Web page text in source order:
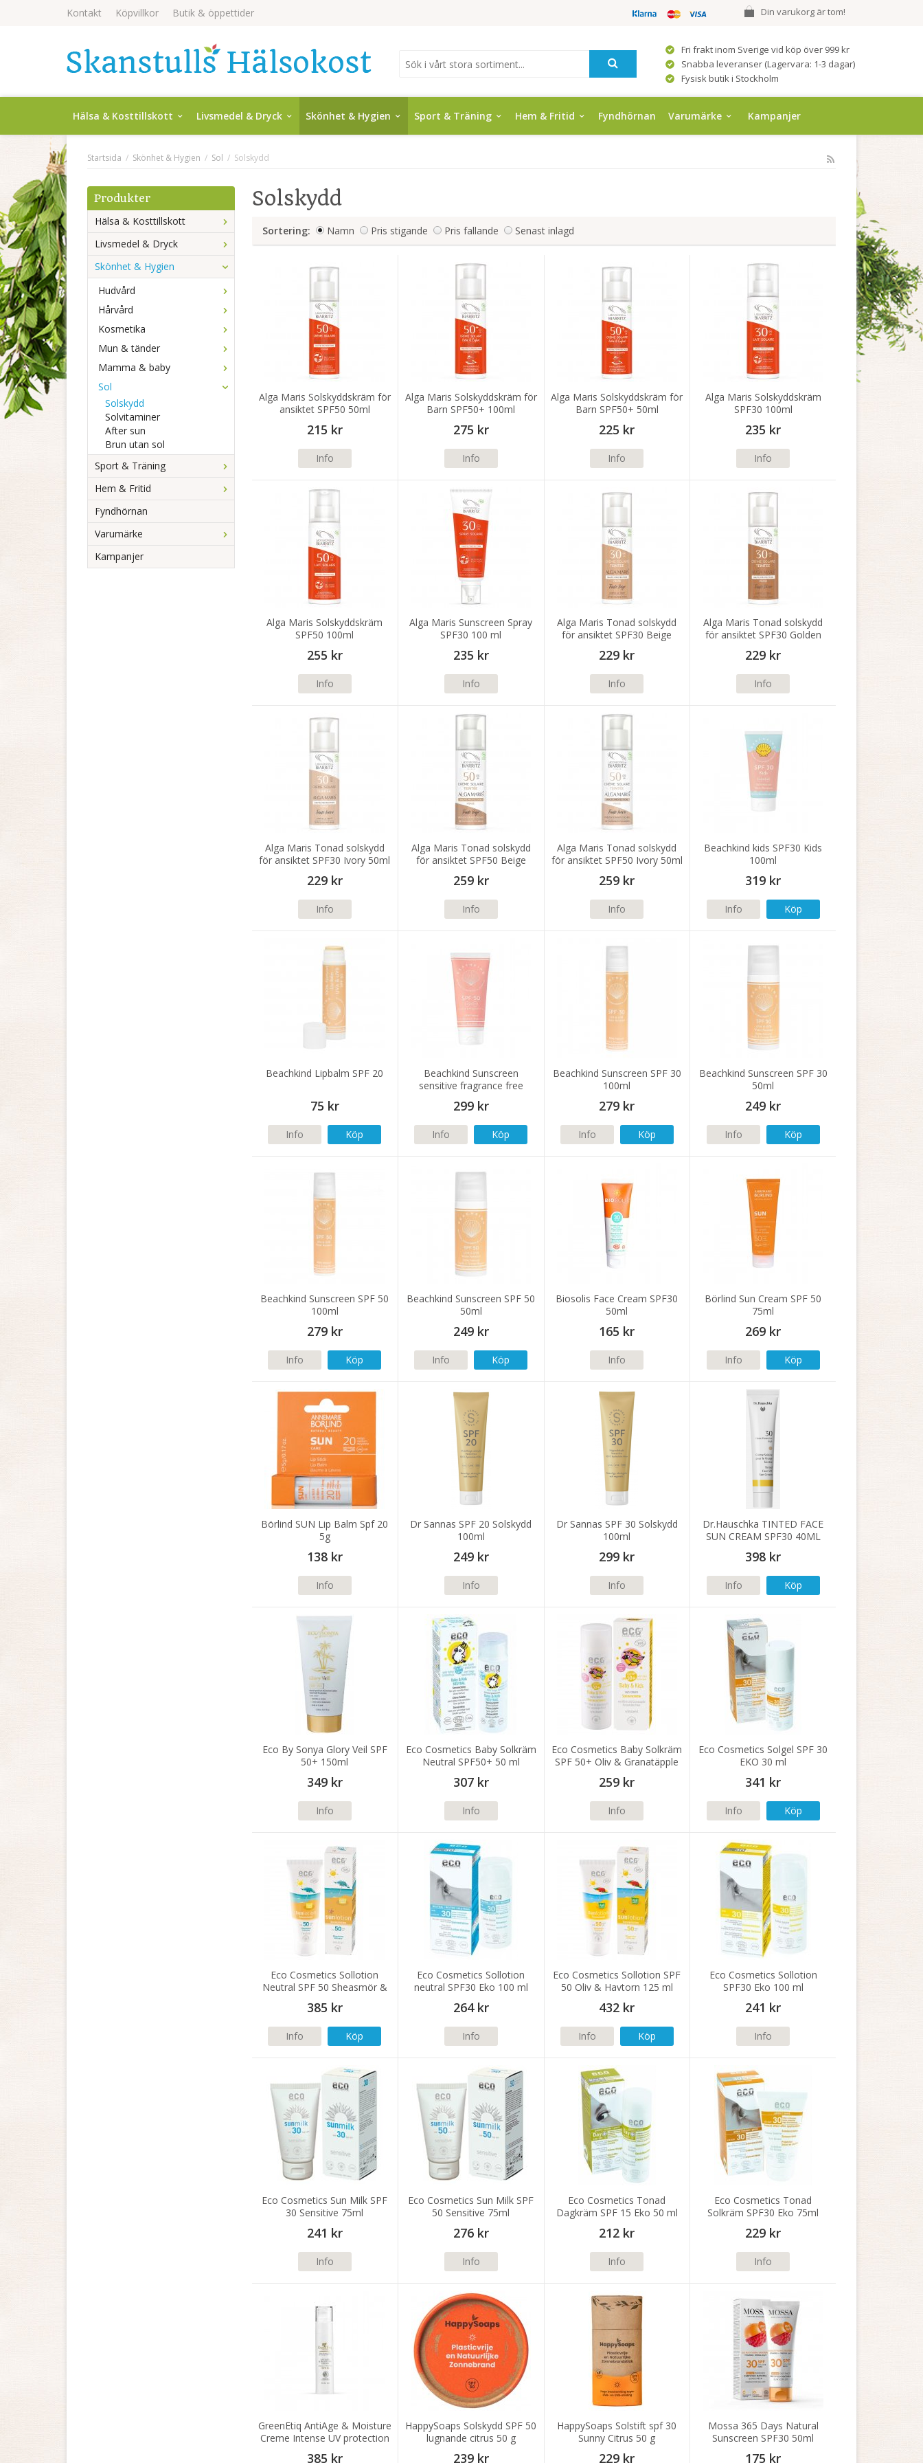
Kontakt Köpvillkor Butik & öppettider Din varukorg är tom!
Fri frakt inom Sverige vid köp över 999 kr
Snabba leveranser (Lagervara: 1-3 dagar)
Fysisk butik i Stockholm
Hälsa & Kosttillskott Livsmedel & Dryck Skönhet & Hygien Sport & Träning Hem & Fritid Fyndhörnan Varumärke Kampanjer
Startsida / Skönhet & Hygien / Sol / Solskydd
Produkter
Hälsa & Kosttillskott
Livsmedel & Dryck
Skönhet & Hygien
Hudvård
Hårvård
Kosmetika
Mun & tänder
Mamma & baby
Sol
Solskydd
Solvitaminer
After sun
Brun utan sol
Sport & Träning
Hem & Fritid
Fyndhörnan
Varumärke
Kampanjer
Solskydd
Sortering: Namn Pris stigande Pris fallande Senast inlagd
Alga Maris Solskyddskräm för
ansiktet SPF50 50ml
215 kr
Info
Alga Maris Solskyddskräm för
Barn SPF50+ 100ml
275 kr
Info
Alga Maris Solskyddskräm för
Barn SPF50+ 50ml
225 kr
Info
Alga Maris Solskyddskräm
SPF30 100ml
235 kr
Info
Alga Maris Solskyddskräm
SPF50 100ml
255 kr
Info
Alga Maris Sunscreen Spray
SPF30 100 ml
235 kr
Info
Alga Maris Tonad solskydd
för ansiktet SPF30 Beige
50ml
229 kr
Info
Alga Maris Tonad solskydd
för ansiktet SPF30 Golden
50ml
229 kr
Info
Alga Maris Tonad solskydd
för ansiktet SPF30 Ivory 50ml
229 kr
Info
Alga Maris Tonad solskydd
för ansiktet SPF50 Beige
50ml
259 kr
Info
Alga Maris Tonad solskydd
för ansiktet SPF50 Ivory 50ml
259 kr
Info
Beachkind kids SPF30 Kids
100ml
319 kr
Info Köp
Beachkind Lipbalm SPF 20
75 kr
Info Köp
Beachkind Sunscreen
sensitive fragrance free
SPF50 100ml
299 kr
Info Köp
Beachkind Sunscreen SPF 30
100ml
279 kr
Info Köp
Beachkind Sunscreen SPF 30
50ml
249 kr
Info Köp
Beachkind Sunscreen SPF 50
100ml
279 kr
Info Köp
Beachkind Sunscreen SPF 50
50ml
249 kr
Info Köp
Biosolis Face Cream SPF30
50ml
165 kr
Info
Börlind Sun Cream SPF 50
75ml
269 kr
Info Köp
Börlind SUN Lip Balm Spf 20
5g
138 kr
Info
Dr Sannas SPF 20 Solskydd
100ml
249 kr
Info
Dr Sannas SPF 30 Solskydd
100ml
299 kr
Info
Dr.Hauschka TINTED FACE
SUN CREAM SPF30 40ML
398 kr
Info Köp
Eco By Sonya Glory Veil SPF
50+ 150ml
349 kr
Info
Eco Cosmetics Baby Solkräm
Neutral SPF50+ 50 ml
307 kr
Info
Eco Cosmetics Baby Solkräm
SPF 50+ Oliv & Granatäpple
50ml eko
259 kr
Info
Eco Cosmetics Solgel SPF 30
EKO 30 ml
341 kr
Info Köp
Eco Cosmetics Sollotion
Neutral SPF 50 Sheasmör &
Nattljus 125ml eko
385 kr
Info Köp
Eco Cosmetics Sollotion
neutral SPF30 Eko 100 ml
264 kr
Info
Eco Cosmetics Sollotion SPF
50 Oliv & Havtorn 125 ml
432 kr
Info Köp
Eco Cosmetics Sollotion
SPF30 Eko 100 ml
241 kr
Info
Eco Cosmetics Sun Milk SPF
30 Sensitive 75ml
241 kr
Info
Eco Cosmetics Sun Milk SPF
50 Sensitive 75ml
276 kr
Info
Eco Cosmetics Tonad
Dagkräm SPF 15 Eko 50 ml
212 kr
Info
Eco Cosmetics Tonad
Solkräm SPF30 Eko 75ml
229 kr
Info
GreenEtiq AntiAge & Moisture
Creme Intense UV protection
SPF 30 50ml
385 kr
HappySoaps Solskydd SPF 50
lugnande citrus 50 g
239 kr
HappySoaps Solstift spf 30
Sunny Citrus 50 g
229 kr
Mossa 365 Days Natural
Sunscreen SPF30 50ml
175 kr